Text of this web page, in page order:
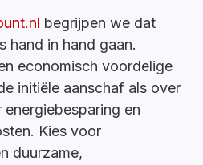
begrijpen we dat
hand in hand gaan.
economisch voordelige
initiële aanschaf als over
en
Kies voor
duurzame,